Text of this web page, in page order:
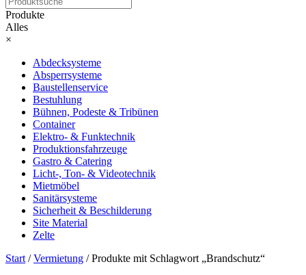
Produkte
Alles
×
Abdecksysteme
Absperrsysteme
Baustellenservice
Bestuhlung
Bühnen, Podeste & Tribünen
Container
Elektro- & Funktechnik
Produktionsfahrzeuge
Gastro & Catering
Licht-, Ton- & Videotechnik
Mietmöbel
Sanitärsysteme
Sicherheit & Beschilderung
Site Material
Zelte
Start /Vermietung / Produkte mit Schlagwort „Brandschutz“